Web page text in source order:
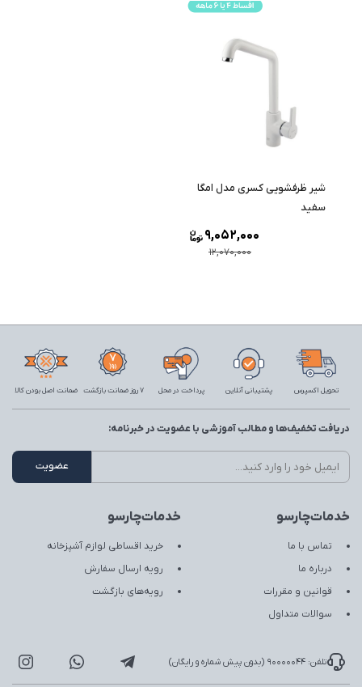
شیر ظرفشویی کسری مدل امگا
سفید
12,070,000
9,052,000
تحویل اکسپرس پشتیبانی آنلاین پرداخت در محل 7 روز ضمانت بازگشت ضمانت اصل بودن کالا
خدمات‌چارسو
تماس با ما
درباره ما
قوانین و مقررات
سوالات متداول
خدمات‌چارسو
خرید اقساطی لوازم آشپزخانه
رویه ارسال سفارش
رویه‌های بازگشت
دریافت تخفیف‌ها و مطالب آموزشی با عضویت در خبرنامه:
تلفن: 90000044 (بدون پیش شماره و رایگان)